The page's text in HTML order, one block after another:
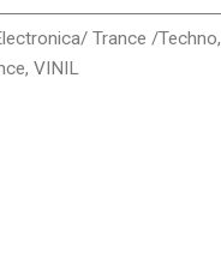
Trance /Techno,
,VINIL